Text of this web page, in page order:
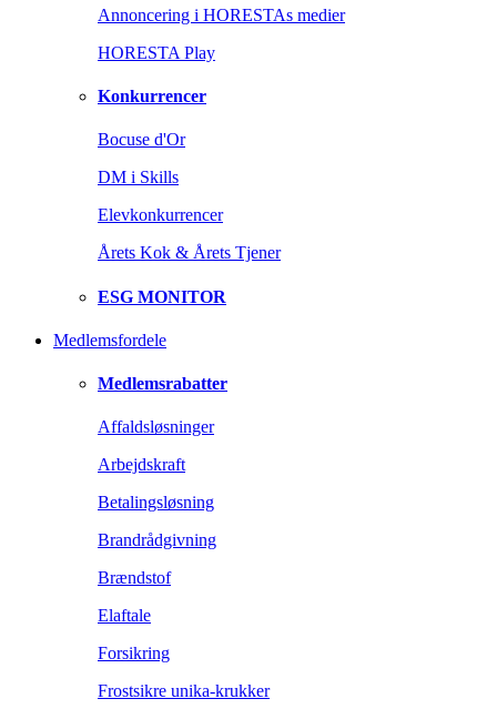
Annoncering i HORESTAs medier
HORESTA Play
Konkurrencer
Bocuse d'Or
DM i Skills
Elevkonkurrencer
Årets Kok & Årets Tjener
ESG MONITOR
Medlemsfordele
Medlemsrabatter
Affaldsløsninger
Arbejdskraft
Betalingsløsning
Brandrådgivning
Brændstof
Elaftale
Forsikring
Frostsikre unika-krukker